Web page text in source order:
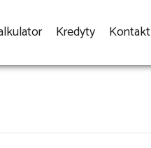
Kredyty Kontakt